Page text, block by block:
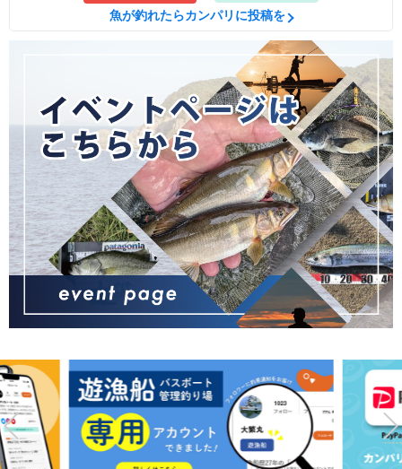
魚が釣れたらカンパリに投稿を